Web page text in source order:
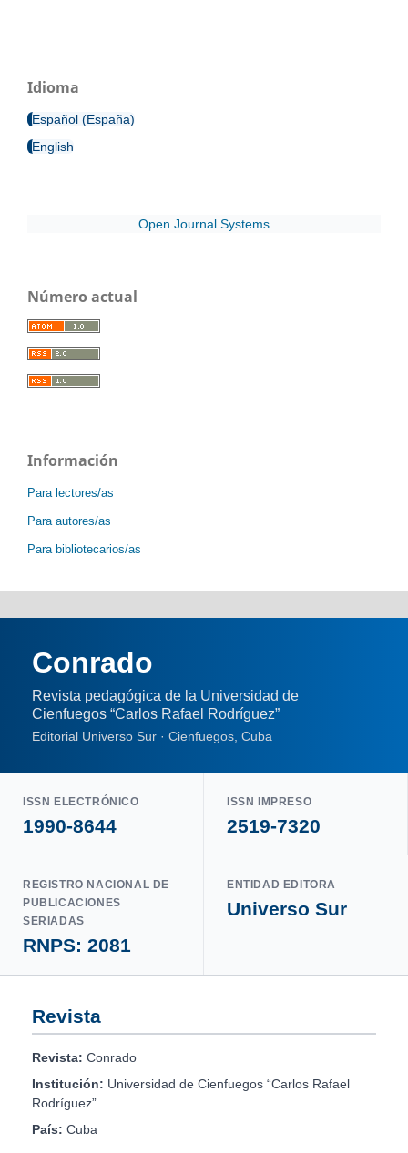
Idioma
Español (España)
English
Open Journal Systems
Número actual
Información
Para lectores/as
Para autores/as
Para bibliotecarios/as
Conrado
Revista pedagógica de la Universidad de
Cienfuegos “Carlos Rafael Rodríguez”
Editorial Universo Sur · Cienfuegos, Cuba
ISSN ELECTRÓNICO
1990-8644
ISSN IMPRESO
2519-7320
REGISTRO NACIONAL DE
PUBLICACIONES
SERIADAS
RNPS: 2081
ENTIDAD EDITORA
Universo Sur
Revista
Revista: Conrado
Institución: Universidad de Cienfuegos “Carlos Rafael
Rodríguez”
País: Cuba